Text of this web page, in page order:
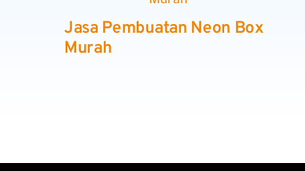
Jasa Pembuatan Neon Box
Murah